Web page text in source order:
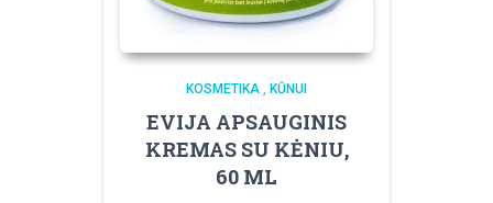
KOSMETIKA , KŪNUI
EVIJA APSAUGINIS
KREMAS SU KĖNIU,
60 ML